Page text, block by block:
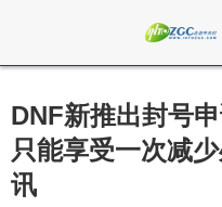
DNF新推出封号
只能享受一次减
讯